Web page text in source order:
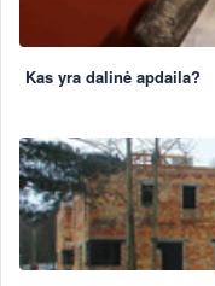
Kas yra dalinė apdaila?